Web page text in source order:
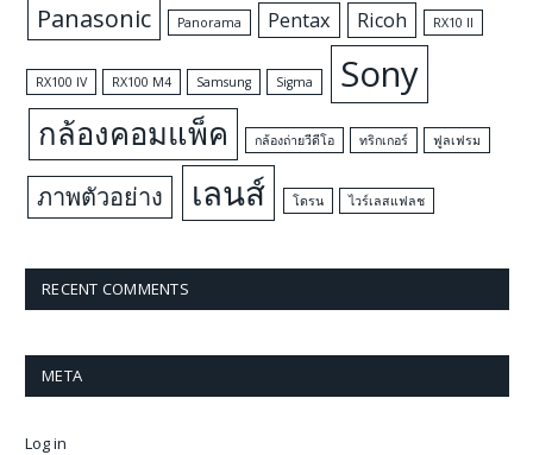
Panasonic Panorama Pentax Ricoh RX10 II
RX100 IV RX100 M4 Samsung Sigma Sony
กล้องคอมแพ็ค กล้องถ่ายวีดีโอ ทริกเกอร์ ฟูลเฟรม
ภาพตัวอย่าง เลนส์ โดรน ไวร์เลสแฟลช
RECENT COMMENTS
META
Log in